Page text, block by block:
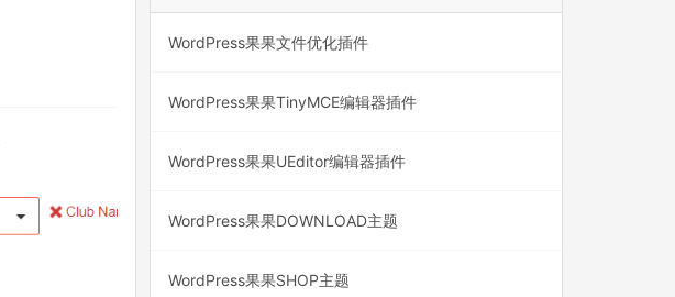
WordPress果果文件优化插件
WordPress果果TinyMCE编辑器插件
WordPress果果UEditor编辑器插件
WordPress果果DOWNLOAD主题
WordPress果果SHOP主题